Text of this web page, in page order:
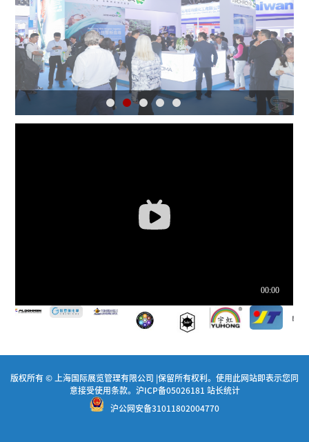
版权所有 © 上海国际展览管理有限公司 |保留所有权利。使用此网站即表示您同
意接受使用条款。 沪ICP备05026181 站长统计
沪公网安备31011802004770